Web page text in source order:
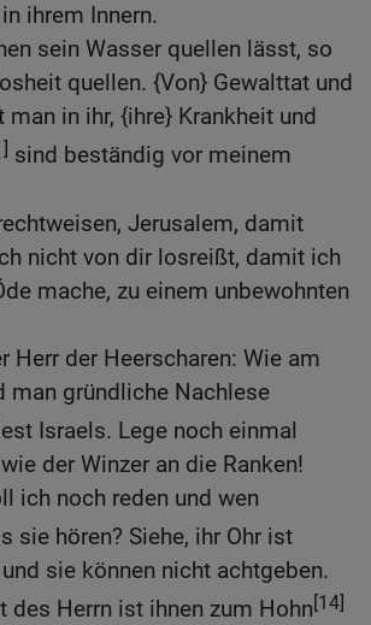
ihrem Innern.
sein Wasser quellen lässt, so
quellen. {Von} Gewalttat und
man in ihr, {ihre} Krankheit und
sind beständig vor meinem
Jerusalem, damit
nicht von dir losreißt, damit ich
mache, zu einem unbewohnten
Herr der Heerscharen: Wie am
man gründliche Nachlese
Israels. Lege noch einmal
der Winzer an die Ranken!
ich noch reden und wen
sie hören? Siehe, ihr Ohr ist
sie können nicht achtgeben.
des Herrn ist ihnen zum Hohn[14]